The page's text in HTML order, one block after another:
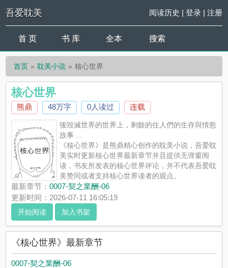
吾爱耽美 阅读历史 | 登录| 注册
首 页 书 库 全本 搜索
首页 耽美小说 核心世界
核心世界
熊鼎 48万字 0人读过 连载
後毀滅世界的世界上，剩餘的住人們的生存與情慾
故事 ...
《核心世界》是熊鼎精心创作的耽美小说，吾爱耽
美实时更新核心世界最新章节并且提供无弹窗阅
读，书友所发表的核心世界评论，并不代表吾爱耽
美赞同或者支持核心世界读者的观点。
最新章节：0007-契之業酬-06
更新时间：2026-07-11 16:05:19
开始阅读 加入书架
《核心世界》最新章节
0007-契之業酬-06